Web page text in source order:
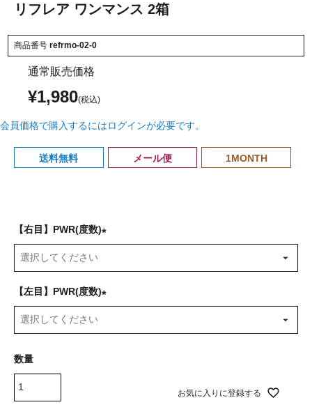
リフレア ワンマンス 2箱
商品番号 refrmo-02-0
通常販売価格
¥1,980
会員価格で購入するにはログインが必要です。
送料無料 メール便 1MONTH
【右目】PWR(度数)
必
)
【左目】PWR(度数)
必
お気に入りに登録する